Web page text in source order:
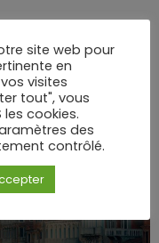
:
la
site web pour
en
visites
tout", vous
cookies.
des
contrôlé.